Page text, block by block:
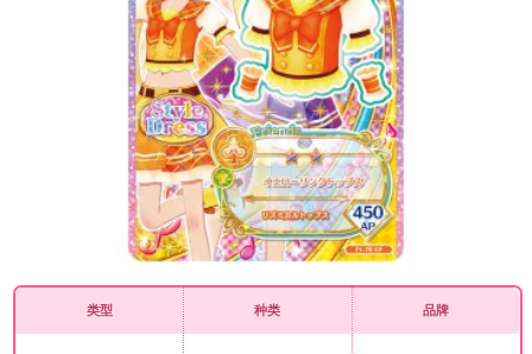
类型 种类 品牌